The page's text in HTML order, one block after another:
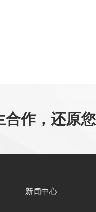
合作，还原您
新闻中心